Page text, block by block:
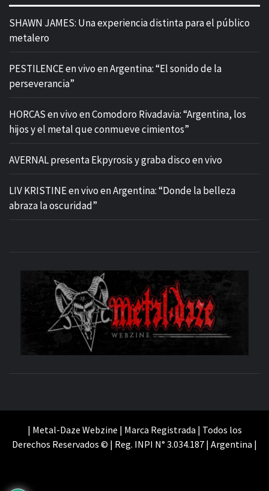
SHAWN JAMES: Una experiencia distinta para el público
metalero
PESTILENCE en vivo en Argentina: “El sonido de la
perseverancia”
HORCAS en vivo en Comodoro Rivadavia: “Argentina, los
hijos y el metal que conmueve cimientos”
AVERNAL presenta Ekpyrosis y graba disco en vivo
LIV KRISTINE en vivo en Argentina: “Donde la belleza
abraza la oscuridad”
| Metal-Daze Webzine | Marca Registrada | Todos los
Derechos Reservados © | Reg. INPI N° 3.034.187 | Argentina |